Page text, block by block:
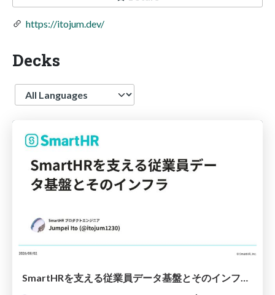
https://itojum.dev/
Decks
Language
SmartHRを支える従業員データ基盤とそのインフラ_Innovative Crosstalk Jamboree Geeks '26